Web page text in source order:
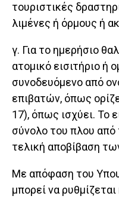
τουριστικές
λιμένες ή όρμους ή
γ. Για το ημερήσιο
ατομικό εισιτήριο ή
συνοδευόμενο από
επιβατών, όπως
17), όπως ισχύει. Το
σύνολο του πλου από
τελική αποβίβαση
Με απόφαση του
μπορεί να